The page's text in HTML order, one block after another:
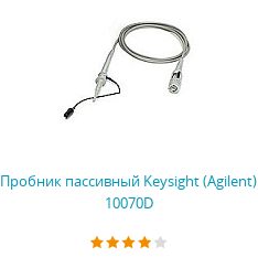
Пробник пассивный Keysight (Agilent)
10070D